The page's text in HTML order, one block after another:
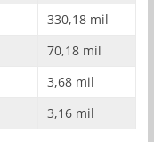
330,18 mil
70,18 mil
3,68 mil
3,16 mil